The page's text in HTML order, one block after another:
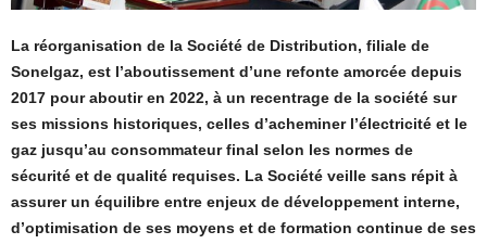
La réorganisation de la Société de Distribution, filiale de
Sonelgaz, est l’aboutissement d’une refonte amorcée depuis
2017 pour aboutir en 2022, à un recentrage de la société sur
ses missions historiques, celles d’acheminer l’électricité et le
gaz jusqu’au consommateur final selon les normes de
sécurité et de qualité requises. La Société veille sans répit à
assurer un équilibre entre enjeux de développement interne,
d’optimisation de ses moyens et de formation continue de ses